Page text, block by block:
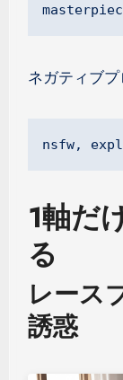
ネガティブ
nsfw,
1軸だ
る
レース
誘惑